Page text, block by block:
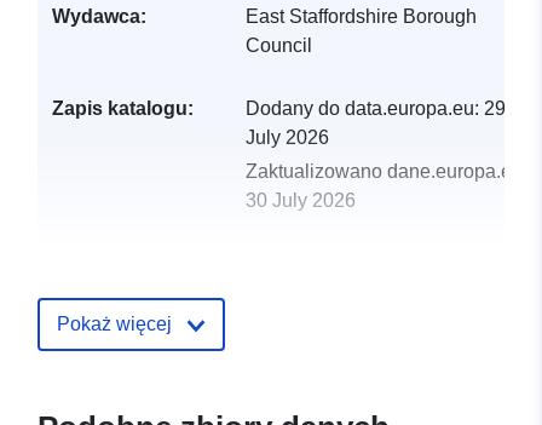
Wydawca:
East Staffordshire Borough
Council
Zapis katalogu: Dodany do data.europa.eu: 29
July 2026
Zaktualizowano dane.europa.eu:
30 July 2026
Pokaż więcej